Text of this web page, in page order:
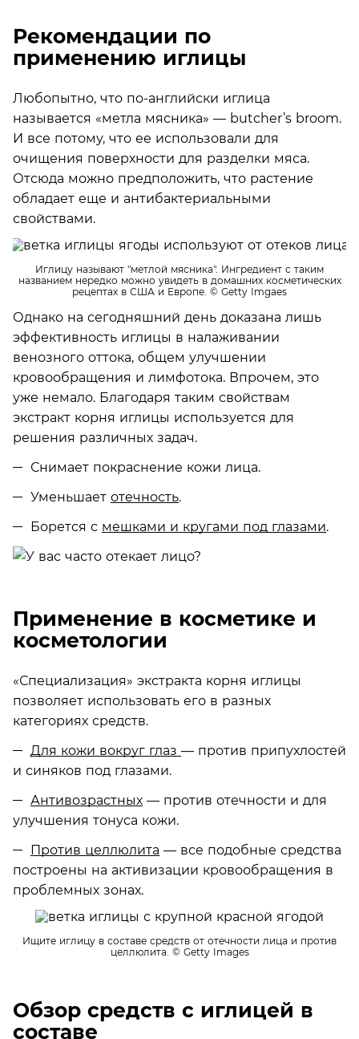
Рекомендации по
применению иглицы
Любопытно, что по-английски иглица
называется «метла мясника» — butcher’s broom.
И все потому, что ее использовали для
очищения поверхности для разделки мяса.
Отсюда можно предположить, что растение
обладает еще и антибактериальными
свойствами.
Иглицу называют "метлой мясника". Ингредиент с таким
названием нередко можно увидеть в домашних косметических
рецептах в США и Европе. © Getty Imgaes
Однако на сегодняшний день доказана лишь
эффективность иглицы в налаживании
венозного оттока, общем улучшении
кровообращения и лимфотока. Впрочем, это
уже немало. Благодаря таким свойствам
экстракт корня иглицы используется для
решения различных задач.
Снимает покраснение кожи лица.
Уменьшает отечность.
Борется с мешками и кругами под глазами.
Применение в косметике и
косметологии
«Специализация» экстракта корня иглицы
позволяет использовать его в разных
категориях средств.
Для кожи вокруг глаз — против припухлостей
и синяков под глазами.
Антивозрастных — против отечности и для
улучшения тонуса кожи.
Против целлюлита — все подобные средства
построены на активизации кровообращения в
проблемных зонах.
Ищите иглицу в составе средств от отечности лица и против
целлюлита. © Getty Images
Обзор средств с иглицей в
составе